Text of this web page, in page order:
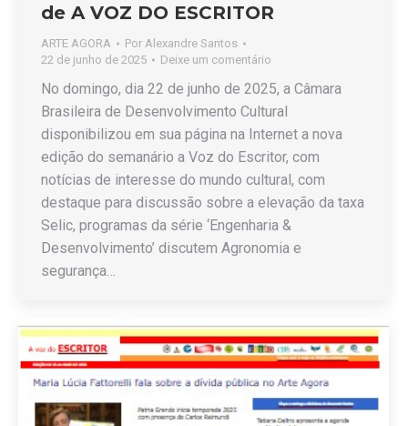
de A VOZ DO ESCRITOR
ARTE AGORA Por Alexandre Santos
22 de junho de 2025
Deixe um comentário
No domingo, dia 22 de junho de 2025, a Câmara
Brasileira de Desenvolvimento Cultural
disponibilizou em sua página na Internet a nova
edição do semanário a Voz do Escritor, com
notícias de interesse do mundo cultural, com
destaque para discussão sobre a elevação da taxa
Selic, programas da série ‘Engenharia &
Desenvolvimento’ discutem Agronomia e
segurança…